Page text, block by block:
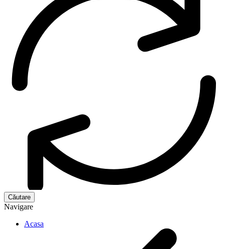
Navigare
Acasa